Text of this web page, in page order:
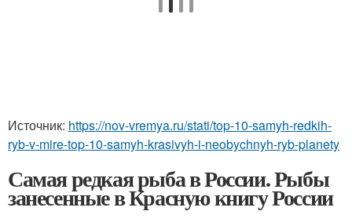
Источник: https://nov-vremya.ru/stati/top-10-samyh-redkih-
ryb-v-mire-top-10-samyh-krasivyh-i-neobychnyh-ryb-planety
Самая редкая рыба в России. Рыбы
занесенные в Красную книгу России